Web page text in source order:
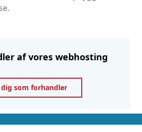
af vores webhosting
som forhandler